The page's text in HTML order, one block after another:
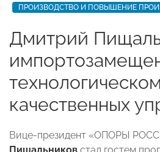
ПРОИЗВОДСТВО И ПОВЫШЕНИЕ
Дмитрий
качественных
Вице-президент «ОПОРЫ